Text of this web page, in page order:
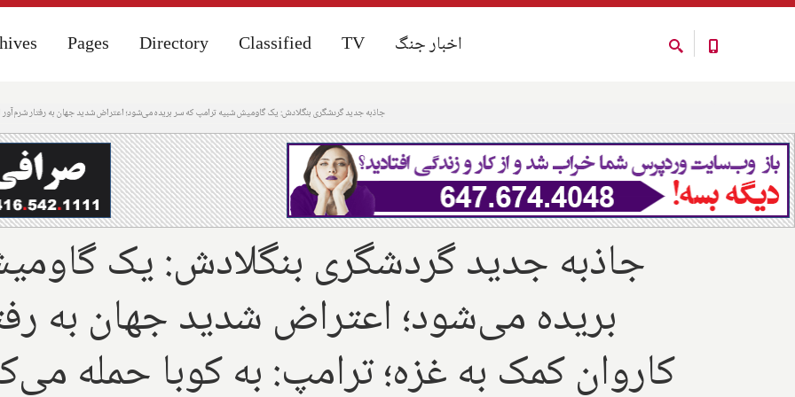
جاذبه جدید گردشگری بنگلادش: یک گاومیش شبیه ترامپ که سر بریده می‌شود؛ اعتراض شدید جهان به رفتار شرم‌آور
Pages Directory Classified TV اخبار جنگ Pages Directory Classified TV اخبار جنگ
جاذبه جدید گردشگری بنگلادش: یک
بریده می‌شود؛ اعتراض شدید جهان به
کاروان کمک به غزه؛ ترامپ: به کوبا حمله